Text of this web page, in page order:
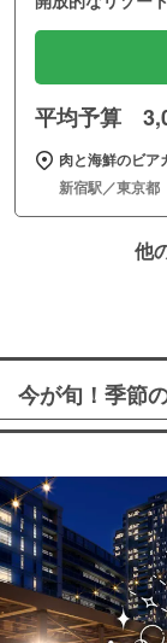
平均予算
肉と海鮮のビア
新宿駅／東京都
他
今が旬！季節